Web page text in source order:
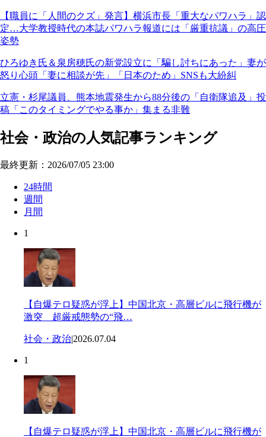
【職員に「人間のクズ」発言】横浜市長「重大なパワハラ」認
定…大学教授時代の本誌パワハラ報道には「厳重抗議」の高圧
姿勢
ひろゆき氏＆泉房穂氏の新党設立に「騙し討ちにあった」妻が
怒り心頭「妻に相談が先」「日本のため」SNSも大紛糾
立憲・杉尾議員、熊本地震発生から88分後の「自衛隊追及」投
稿「このタイミングでやる事か」集まる非難
社会・政治の人気記事ランキング
最終更新：2026/07/05 23:00
24時間
週間
月間
1
【自爆テロ疑惑が浮上】中国北京・高層ビルに飛行機が
激突 超厳戒態勢の“飛…
社会・政治|2026.07.04
1
【自爆テロ疑惑が浮上】中国北京・高層ビルに飛行機が